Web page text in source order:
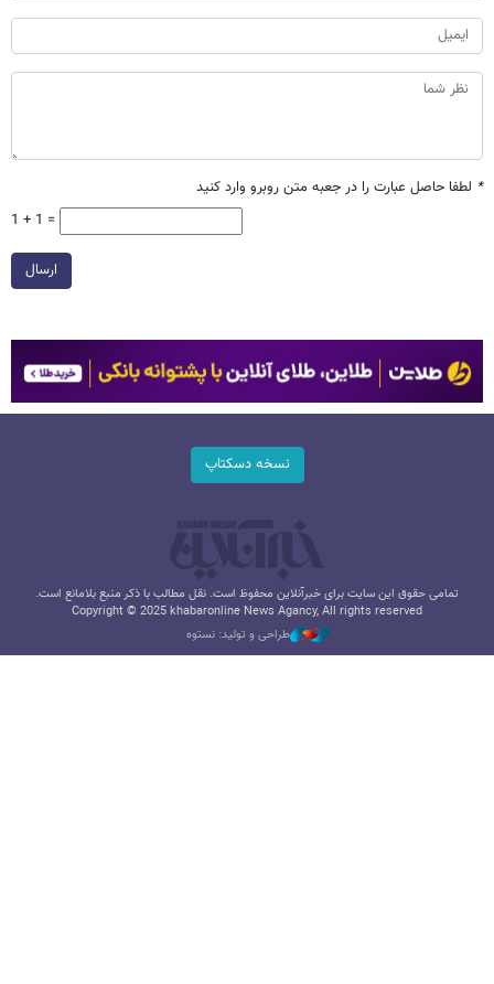
* لطفا حاصل عبارت را در جعبه متن روبرو وارد کنید
1 + 1 =
ارسال
نسخه دسکتاپ
تمامی حقوق این سایت برای خبرآنلاین محفوظ است. نقل مطالب با ذکر منبع بلامانع است.
Copyright © 2025 khabaronline News Agancy, All rights reserved
طراحی و تولید: نستوه